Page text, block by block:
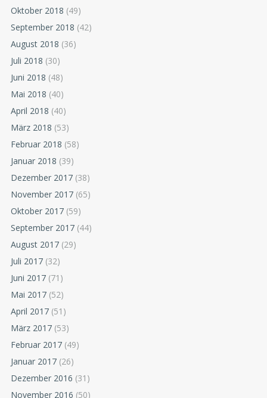
Oktober 2018 (49)
September 2018 (42)
August 2018 (36)
Juli 2018 (30)
Juni 2018 (48)
Mai 2018 (40)
April 2018 (40)
März 2018 (53)
Februar 2018 (58)
Januar 2018 (39)
Dezember 2017 (38)
November 2017 (65)
Oktober 2017 (59)
September 2017 (44)
August 2017 (29)
Juli 2017 (32)
Juni 2017 (71)
Mai 2017 (52)
April 2017 (51)
März 2017 (53)
Februar 2017 (49)
Januar 2017 (26)
Dezember 2016 (31)
November 2016 (50)